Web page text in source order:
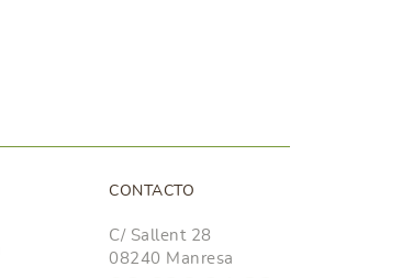
CONTACTO
C/ Sallent 28
08240 Manresa